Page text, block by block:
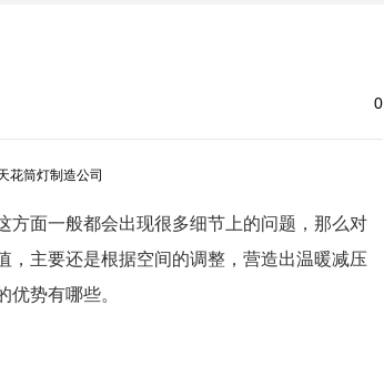
0
花筒灯制造公司
方面一般都会出现很多细节上的问题，那么对
，主要还是根据空间的调整，营造出温暖减压
优势有哪些。